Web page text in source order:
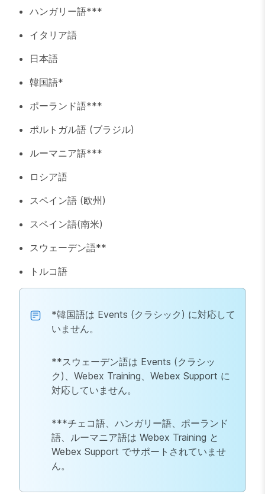
ハンガリー語***
イタリア語
日本語
韓国語*
ポーランド語***
ポルトガル語 (ブラジル)
ルーマニア語***
ロシア語
スペイン語 (欧州)
スペイン語(南米)
スウェーデン語**
トルコ語
*韓国語は Events (クラシック) に対応して
いません。
**スウェーデン語は Events (クラシッ
ク)、Webex Training、Webex Support に
対応していません。
***チェコ語、ハンガリー語、ポーランド
語、ルーマニア語は Webex Training と
Webex Support でサポートされていませ
ん。